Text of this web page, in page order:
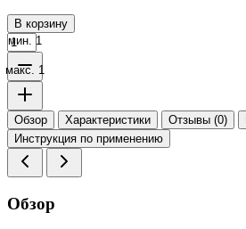
В корзину
мин. 1
макс. 1
Обзор Характеристики Отзывы (0)
Инструкция по применению
Обзор